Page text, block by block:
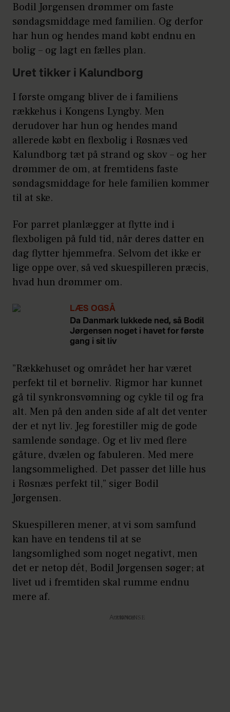
Bodil Jørgensen drømmer om faste
søndagsmiddage med familien. Og derfor
har hun og hendes mand købt endnu en
bolig – og lagt en fælles plan.
Uret tikker i Kalundborg
I første omgang bliver de i familiens
rækkehus i Kongens Lyngby. Men
derudover har hun og hendes mand
allerede købt en flexbolig i Røsnæs ved
Kalundborg tæt på strand og skov – og her
drømmer de om, at fremtidens faste
søndagsmiddage for hele familien kommer
til at ske.
For parret planlægger at flytte ind i
flexboligen på fuld tid, når deres datter en
dag flytter hjemmefra. Selvom det ikke er
lige oppe over, så ved skuespilleren præcis,
hvad hun drømmer om.
LÆS OGSÅ
Da Danmark lukkede ned, så Bodil
Jørgensen noget i havet for første
gang i sit liv
”Rækkehuset og området her har været
perfekt til et børneliv. Rigmor har kunnet
gå til synkronsvømning og cykle til og fra
alt. Men på den anden side af alt det venter
der et nyt liv. Jeg forestiller mig de gode
samlende søndage. Og et liv med flere
gåture, dvælen og fabuleren. Med mere
langsommelighed. Det passer det lille hus
i Røsnæs perfekt til,” siger Bodil
Jørgensen.
Skuespilleren mener, at vi som samfund
kan have en tendens til at se
langsomlighed som noget negativt, men
det er netop dét, Bodil Jørgensen søger; at
livet ud i fremtiden skal rumme endnu
mere af.
Annonce